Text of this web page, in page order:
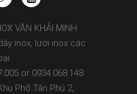
VĂN KHẢI MINH
inox, lưới inox các
or 0934.068.148
Phố Tân Phú 2,